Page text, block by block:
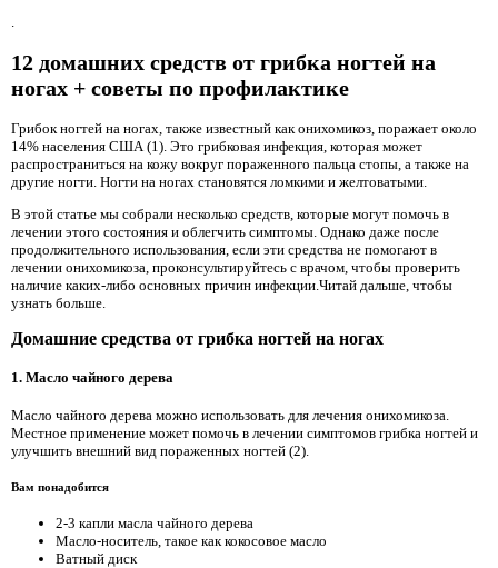
.
12 домашних средств от грибка ногтей на
ногах + советы по профилактике
Грибок ногтей на ногах, также известный как онихомикоз, поражает около
14% населения США (1). Это грибковая инфекция, которая может
распространиться на кожу вокруг пораженного пальца стопы, а также на
другие ногти. Ногти на ногах становятся ломкими и желтоватыми.
В этой статье мы собрали несколько средств, которые могут помочь в
лечении этого состояния и облегчить симптомы. Однако даже после
продолжительного использования, если эти средства не помогают в
лечении онихомикоза, проконсультируйтесь с врачом, чтобы проверить
наличие каких-либо основных причин инфекции.Читай дальше, чтобы
узнать больше.
Домашние средства от грибка ногтей на ногах
1. Масло чайного дерева
Масло чайного дерева можно использовать для лечения онихомикоза.
Местное применение может помочь в лечении симптомов грибка ногтей и
улучшить внешний вид пораженных ногтей (2).
Вам понадобится
2-3 капли масла чайного дерева
Масло-носитель, такое как кокосовое масло
Ватный диск